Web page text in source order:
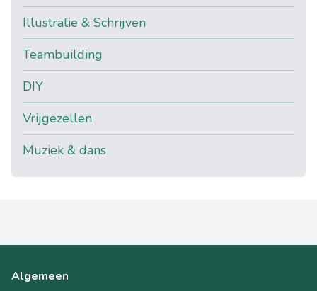
Illustratie & Schrijven
Teambuilding
DIY
Vrijgezellen
Muziek & dans
Algemeen